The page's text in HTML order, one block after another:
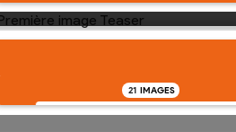
21 IMAGES